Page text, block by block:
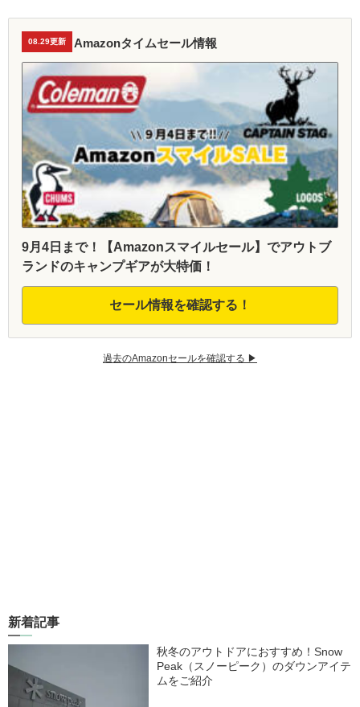
08.29更新 Amazonタイムセール情報
9月4日まで！【Amazonスマイルセール】でアウトブ
ランドのキャンプギアが大特価！
セール情報を確認する！
過去のAmazonセールを確認する ▶︎
新着記事
秋冬のアウトドアにおすすめ！Snow
Peak（スノーピーク）のダウンアイテ
ムをご紹介